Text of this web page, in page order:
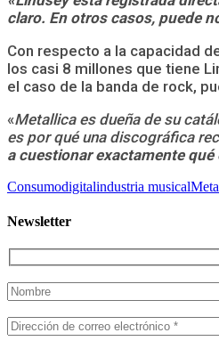
claro. En otros casos, puede
Con respecto a la capacidad
los casi 8 millones que tiene
el caso de la banda de rock,
«Metallica es dueña de su
es por qué una discográfica
a cuestionar exactamente
Consumodigitalindustria musical
Newsletter